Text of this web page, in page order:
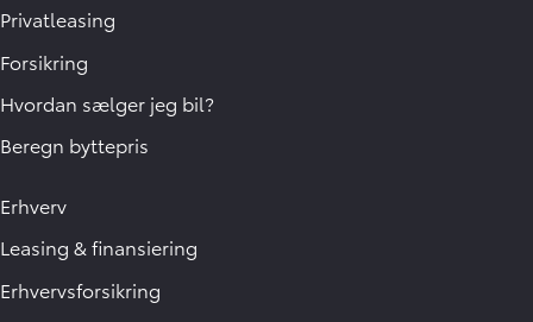
Privatleasing
Forsikring
Hvordan sælger jeg bil?
Beregn byttepris
Erhverv
Leasing & finansiering
Erhvervsforsikring